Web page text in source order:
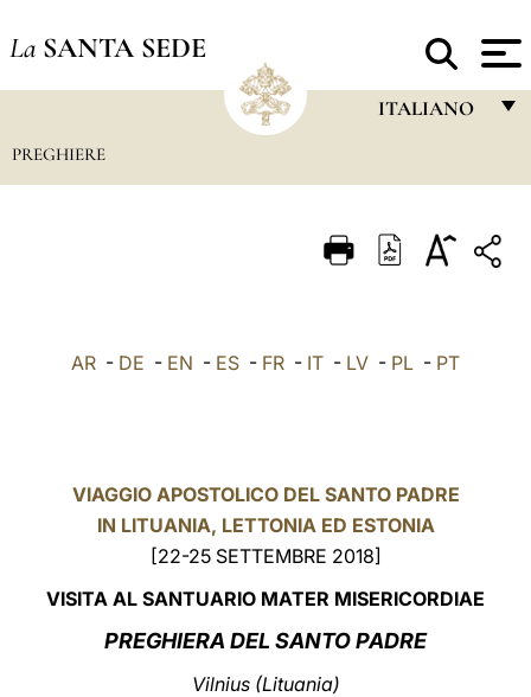
La SANTA SEDE
ITALIANO
ITALIANO
中文
LATINE
PREGHIERE
AR - DE - EN - ES - FR - IT - LV - PL - PT
VIAGGIO APOSTOLICO DEL SANTO PADRE
IN LITUANIA, LETTONIA ED ESTONIA
[22-25 SETTEMBRE 2018]
VISITA AL SANTUARIO MATER MISERICORDIAE
PREGHIERA DEL SANTO PADRE
Vilnius (Lituania)